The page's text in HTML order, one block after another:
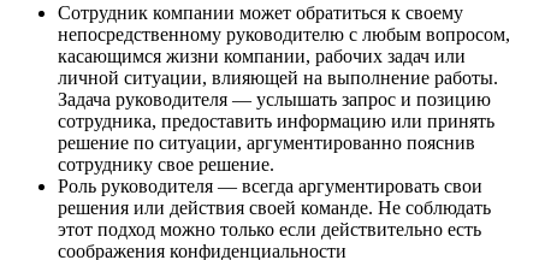
Сотрудник компании может обратиться к своему
непосредственному руководителю с любым вопросом,
касающимся жизни компании, рабочих задач или
личной ситуации, влияющей на выполнение работы.
Задача руководителя — услышать запрос и позицию
сотрудника, предоставить информацию или принять
решение по ситуации, аргументированно пояснив
сотруднику свое решение.
Роль руководителя — всегда аргументировать свои
решения или действия своей команде. Не соблюдать
этот подход можно только если действительно есть
соображения конфиденциальности